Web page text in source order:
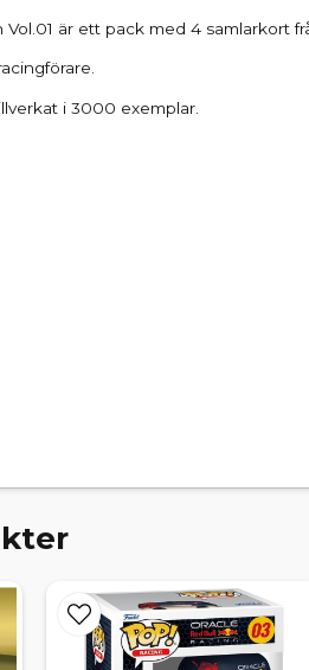
är ett pack med 4 samlarkort
i 3000 exemplar.